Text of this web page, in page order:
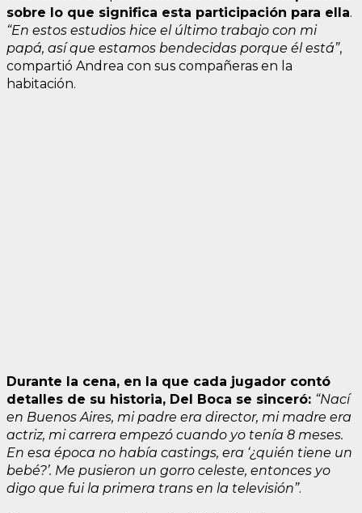
sobre lo que significa esta participación para ella.
“En estos estudios hice el último trabajo con mi
papá, así que estamos bendecidas porque él está”,
compartió Andrea con sus compañeras en la
habitación.
Durante la cena, en la que cada jugador contó
detalles de su historia, Del Boca se sinceró: “Nací
en Buenos Aires, mi padre era director, mi madre era
actriz, mi carrera empezó cuando yo tenía 8 meses.
En esa época no había castings, era ‘¿quién tiene un
bebé?’. Me pusieron un gorro celeste, entonces yo
digo que fui la primera trans en la televisión”.